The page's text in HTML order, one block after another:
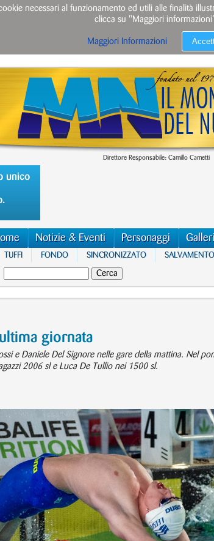
Direttore Responsabile: Camillo Cametti
unico
Notizie & Eventi Personaggi
TUFFI FONDO SINCRONIZZATO SALVAMENTO
giornata
e Daniele Del Signore nelle gare della mattina. Nel
2006 sl e Luca De Tullio nei 1500 sl.
necessari al funzionamento ed utili alle finalità
clicca su "Maggiori
Maggiori Informazioni